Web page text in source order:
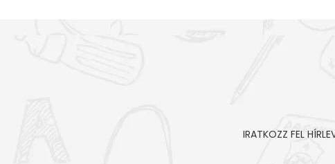
IRATKOZZ FEL